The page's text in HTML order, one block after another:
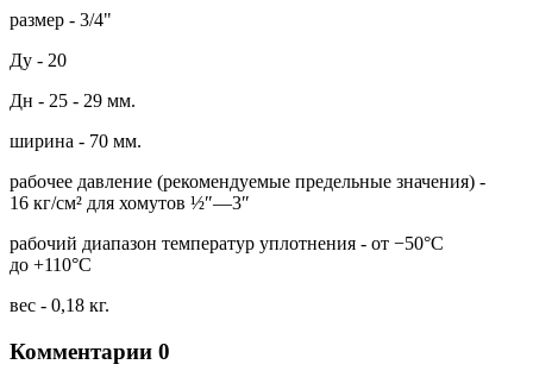
размер - 3/4"
Ду - 20
Дн - 25 - 29 мм.
ширина - 70 мм.
рабочее давление (рекомендуемые предельные значения) -
16 кг/см² для хомутов ½″—3″
рабочий диапазон температур уплотнения - от −50°С
до +110°С
вес - 0,18 кг.
Комментарии 0